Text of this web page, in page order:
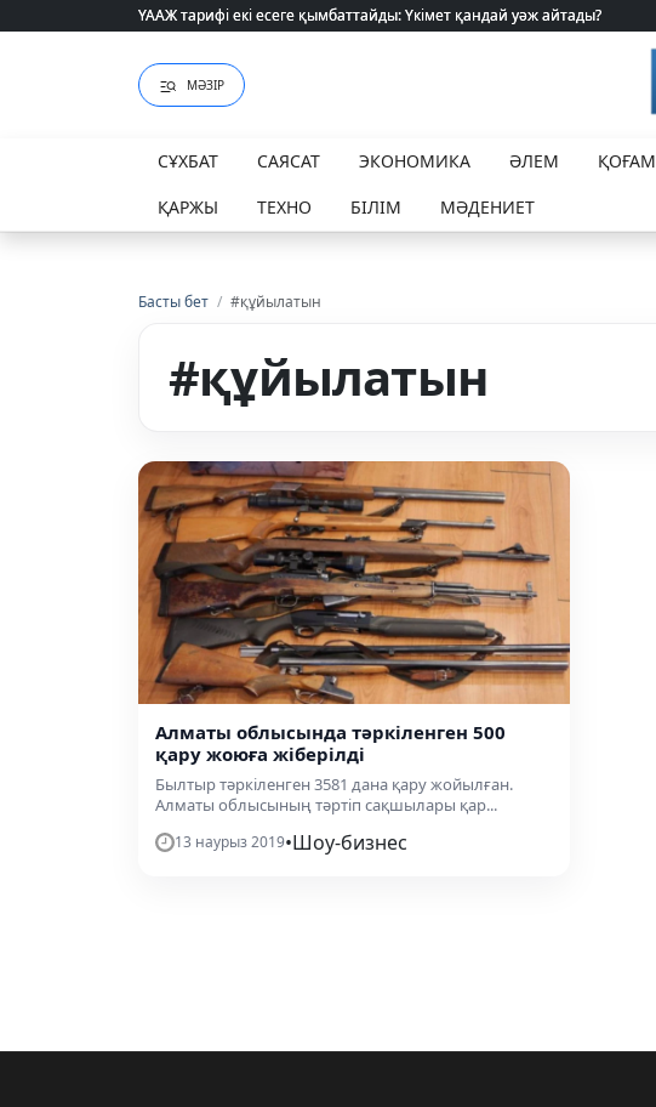
ҮААЖ тарифі екі есеге қымбаттайды: Үкімет қандай уәж айтады?
ҮААЖ тарифі екі есеге қымбаттайды: Үкімет қандай уәж айтады?
МӘЗІР
СҰХБАТ САЯСАТ ЭКОНОМИКА ӘЛЕМ ҚОҒАМ
ҚАРЖЫ
ТЕХНО БІЛІМ МӘДЕНИЕТ
Басты бет / #құйылатын
#құйылатын
Алматы облысында тәркіленген 500
қару жоюға жіберілді
Былтыр тәркіленген 3581 дана қару жойылған.
Алматы облысының тәртіп сақшылары қар...
13 наурыз 2019•Шоу-бизнес